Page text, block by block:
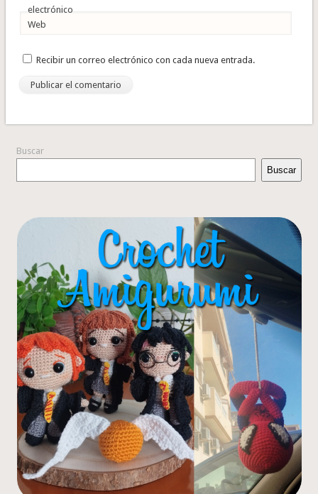
electrónico
Web
Recibir un correo electrónico con cada nueva entrada.
Buscar
Buscar